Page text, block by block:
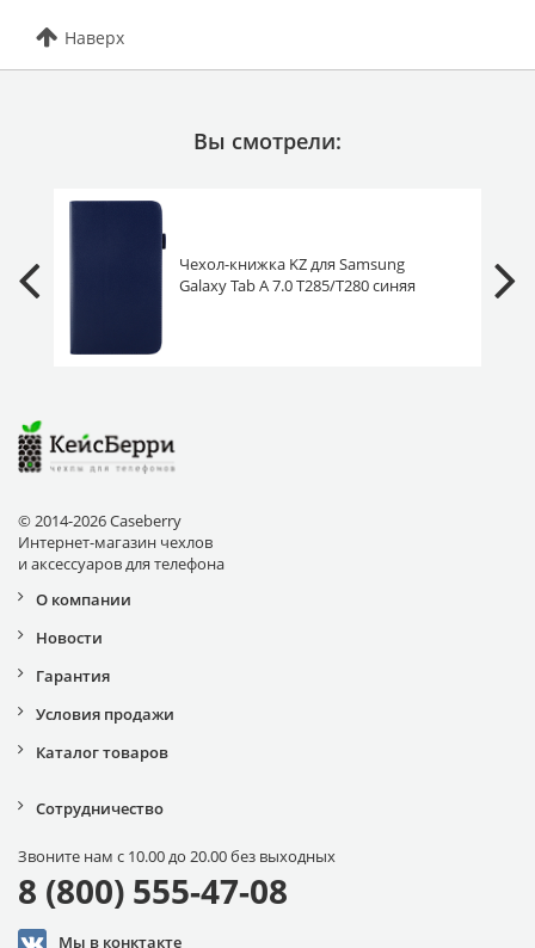
Наверх
Вы смотрели:
Чехол-книжка KZ для Samsung
Galaxy Tab A 7.0 T285/T280 синяя
© 2014-2026 Caseberry
Интернет-магазин чехлов
и аксессуаров для телефона
О компании
Новости
Гарантия
Условия продажи
Каталог товаров
Сотрудничество
Звоните нам с 10.00 до 20.00 без выходных
8 (800) 555-47-08
Мы в конктакте